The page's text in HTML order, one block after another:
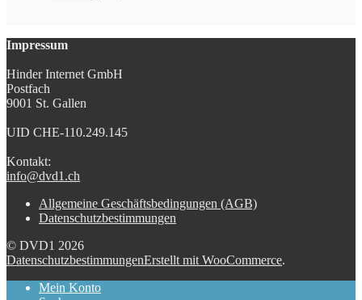
Impressum
Hinder Internet GmbH
Postfach
9001 St. Gallen
UID CHE-110.249.145
Kontakt:
info@dvd1.ch
Allgemeine Geschäftsbedingungen (AGB)
Datenschutzbestimmungen
© DVD1 2026
DatenschutzbestimmungenErstellt mit WooCommerce.
Mein Konto